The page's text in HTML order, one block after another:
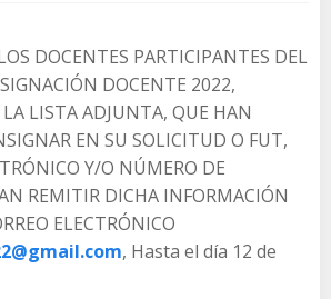
DOCENTES PARTICIPANTES DEL
DOCENTE 2022,
LISTA ADJUNTA, QUE HAN
EN SU SOLICITUD O FUT,
Y/O NÚMERO DE
REMITIR DICHA INFORMACIÓN
ELECTRÓNICO
, Hasta el día 12 de